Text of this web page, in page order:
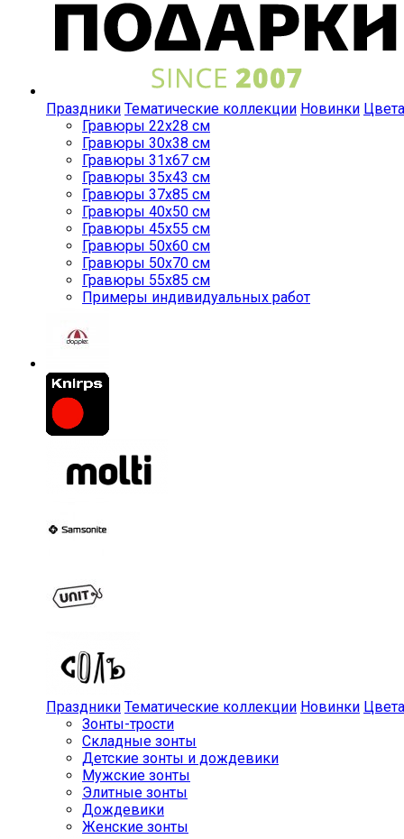
Праздники Тематические коллекции Новинки Цвета
Гравюры 22x28 см
Гравюры 30x38 см
Гравюры 31x67 см
Гравюры 35x43 см
Гравюры 37x85 см
Гравюры 40x50 см
Гравюры 45x55 см
Гравюры 50x60 см
Гравюры 50x70 см
Гравюры 55x85 см
Примеры индивидуальных работ
Праздники Тематические коллекции Новинки Цвета
Зонты-трости
Складные зонты
Детские зонты и дождевики
Мужские зонты
Элитные зонты
Дождевики
Женские зонты